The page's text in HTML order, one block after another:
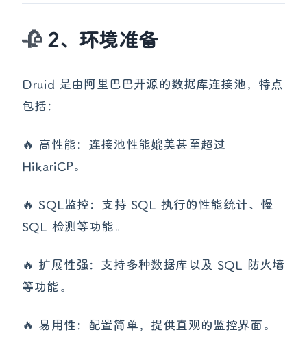
2、环境准备
Druid 是由阿里巴巴开源的数据库连接池，特点
包括：
🔥 高性能：连接池性能媲美甚至超过
HikariCP。
🔥 SQL监控：支持 SQL 执行的性能统计、慢
SQL 检测等功能。
🔥 扩展性强：支持多种数据库以及 SQL 防火墙
等功能。
🔥 易用性：配置简单，提供直观的监控界面。